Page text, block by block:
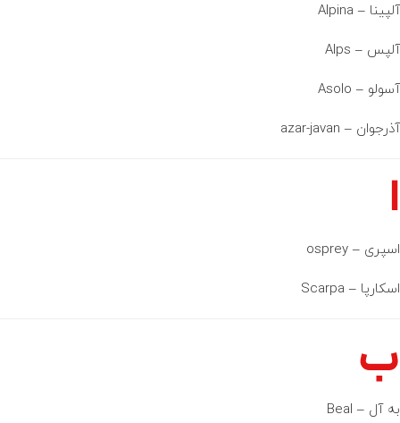
آلپینا – Alpina
آلپس – Alps
آسولو – Asolo
آذرجوان – azar-javan
ا
اسپری – osprey
اسکارپا – Scarpa
ب
به آل – Beal